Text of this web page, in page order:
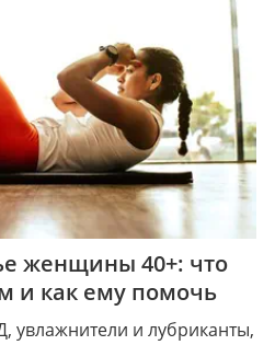
40+: что
и как ему помочь
увлажнители и лубриканты,